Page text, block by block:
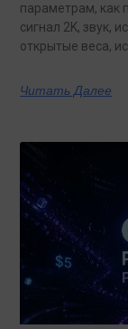
параметрам, как
сигнал 2K, звук,
открытые веса,
конкретных
Читать Далее